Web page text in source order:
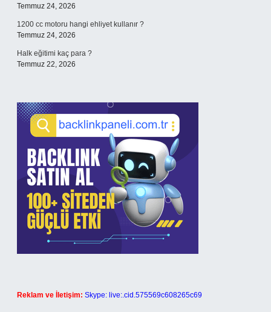
Temmuz 24, 2026
1200 cc motoru hangi ehliyet kullanır ?
Temmuz 24, 2026
Halk eğitimi kaç para ?
Temmuz 22, 2026
Reklam ve İletişim: Skype: live:.cid.575569c608265c69